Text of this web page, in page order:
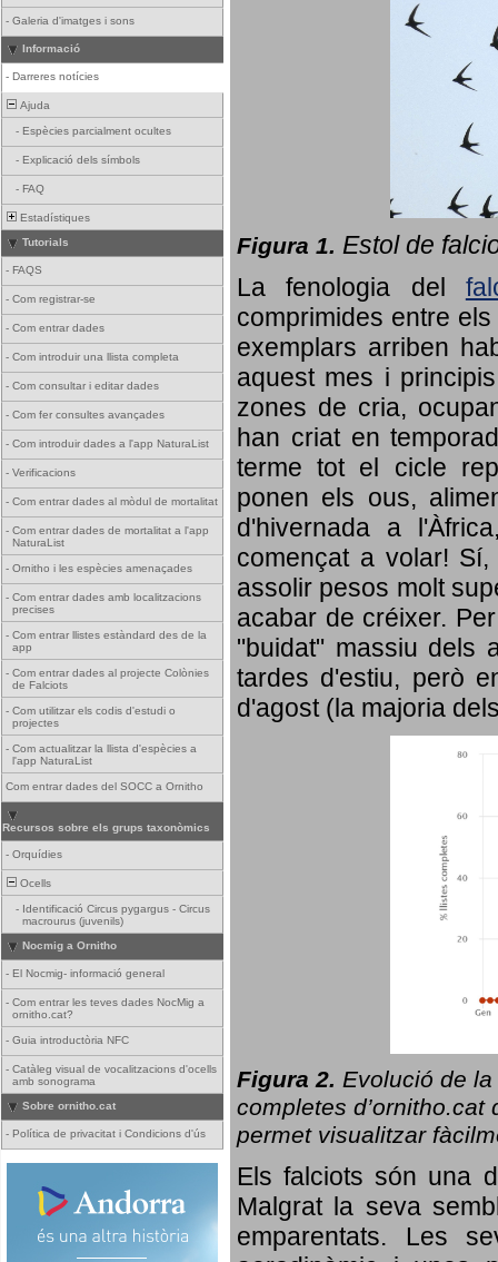
- Galeria d'imatges i sons
Informació
- Darreres notícies
Ajuda
- Espècies parcialment ocultes
- Explicació dels símbols
- FAQ
Estadístiques
Tutorials
- FAQS
- Com registrar-se
- Com entrar dades
- Com introduir una llista completa
- Com consultar i editar dades
- Com fer consultes avançades
- Com introduir dades a l'app NaturaList
- Verificacions
- Com entrar dades al mòdul de mortalitat
- Com entrar dades de mortalitat a l'app
NaturaList
- Ornitho i les espècies amenaçades
- Com entrar dades amb localitzacions
precises
- Com entrar llistes estàndard des de la
app
- Com entrar dades al projecte Colònies
de Falciots
- Com utilitzar els codis d'estudi o
projectes
- Com actualitzar la llista d'espècies a
l'app NaturaList
Com entrar dades del SOCC a Ornitho
Recursos sobre els grups taxonòmics
- Orquídies
Ocells
- Identificació Circus pygargus - Circus
macrourus (juvenils)
Nocmig a Ornitho
- El Nocmig- informació general
- Com entrar les teves dades NocMig a
ornitho.cat?
- Guia introductòria NFC
- Catàleg visual de vocalitzacions d'ocells
amb sonograma
Sobre ornitho.cat
- Política de privacitat i Condicions d'ús
Figura 1. Estol de
La fenologia del
comprimides entre
exemplars arriben
aquest mes i
zones de cria,
han criat en
terme tot el cicle
ponen els ous,
d'hivernada a
començat a volar!
assolir pesos molt
acabar de créixer.
"buidat" massiu dels
tardes d'estiu, però
d'agost (la majoria
Figura 2. Evolució de la
completes d’ornitho.cat
permet visualitzar
Els falciots són una
Malgrat la seva
emparentats. Les